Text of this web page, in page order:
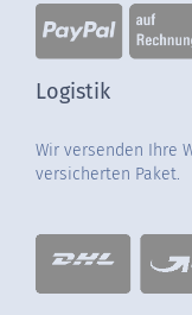
Logistik
Wir versenden Ihre
versicherten Paket.